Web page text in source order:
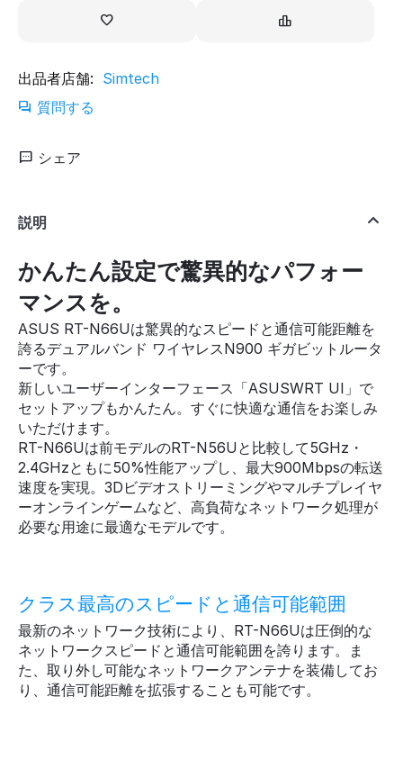
出品者店舗: Simtech
質問する
シェア
説明
かんたん設定で驚異的なパフォー
マンスを。
ASUS RT-N66Uは驚異的なスピードと通信可能距離を
誇るデュアルバンド ワイヤレスN900 ギガビットルータ
ーです。
新しいユーザーインターフェース「ASUSWRT UI」で
セットアップもかんたん。すぐに快適な通信をお楽しみ
いただけます。
RT-N66Uは前モデルのRT-N56Uと比較して5GHz・
2.4GHzともに50%性能アップし、最大900Mbpsの転送
速度を実現。3Dビデオストリーミングやマルチプレイヤ
ーオンラインゲームなど、高負荷なネットワーク処理が
必要な用途に最適なモデルです。
クラス最高のスピードと通信可能範囲
最新のネットワーク技術により、RT-N66Uは圧倒的な
ネットワークスピードと通信可能範囲を誇ります。ま
た、取り外し可能なネットワークアンテナを装備してお
り、通信可能距離を拡張することも可能です。